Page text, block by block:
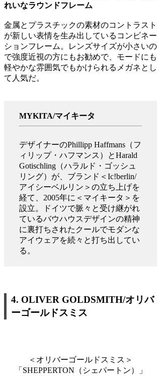
れいなラウンドフレーム
金属とプラスチックの素材のコントラスト
が新しい表情を生み出しているコンビネー
ションフレーム。レンズサイズが小さいの
で強度近視の方にもお勧めで、モードにも
軽やかな雰囲気でもかけられるメガネとし
て人気だ。
MYKITA/マイキータ
デザイナーのPhillipp Haffmans（フ
ィリップ・ハフマンス）とHarald
Gotischling（ハラルド・ゴッシュ
リング）が、ブランド＜Ic!berlin/
アイシーベルリン＞の立ち上げを
経て、2005年に＜マイキータ＞を
設立。ドイツで脈々と受け継がれ
ているバウハウスデザインの精神
に裏打ちされたクールでモダンな
アイウェアを続々と打ち出してい
る。
4. OLIVER GOLDSMITH/オリバ
ーゴールドスミス
＜オリバーゴールドスミス＞
「SHEPPERTON（シェパートン）」